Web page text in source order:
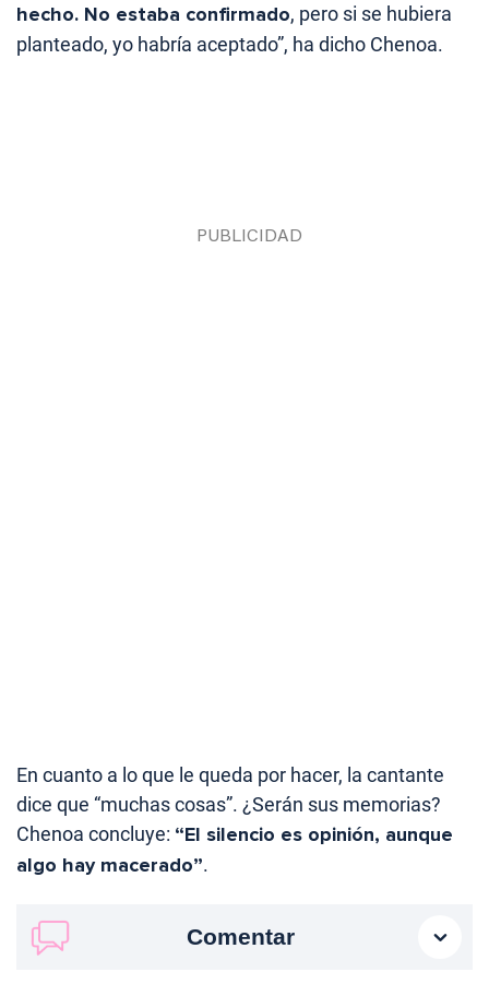
hecho. No estaba confirmado, pero si se hubiera
planteado, yo habría aceptado”, ha dicho Chenoa.
En cuanto a lo que le queda por hacer, la cantante
dice que “muchas cosas”. ¿Serán sus memorias?
Chenoa concluye: “El silencio es opinión, aunque
algo hay macerado”.
Comentar